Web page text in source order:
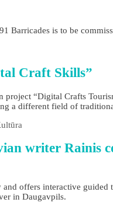
Barricades is to be
Craft Skills”
project “Digital Crafts
a different field of
writer Rainis
offers interactive
in Daugavpils.